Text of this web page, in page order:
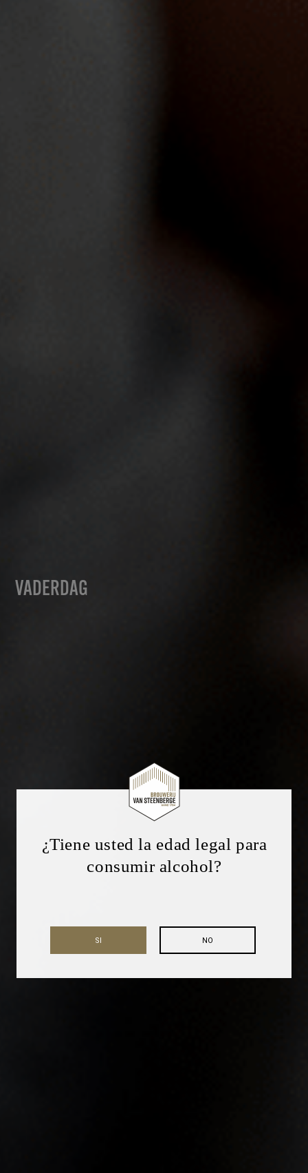
VADERDAG
¿Tiene usted la edad legal para
consumir alcohol?
NO
SI